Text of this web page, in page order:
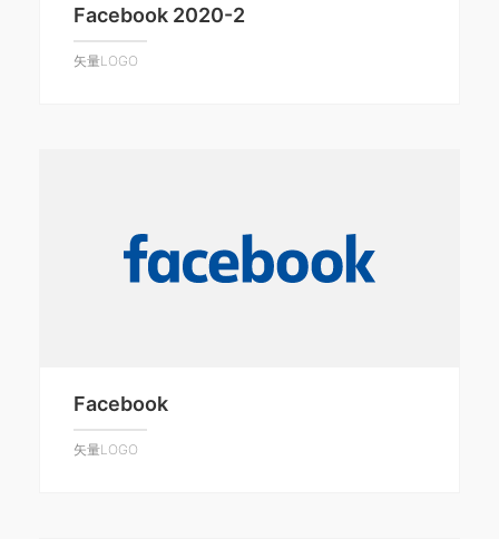
Facebook 2020-2
矢量LOGO
Facebook
矢量LOGO